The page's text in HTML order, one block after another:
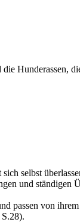
Hunderassen,
selbst
und ständigen
passen von